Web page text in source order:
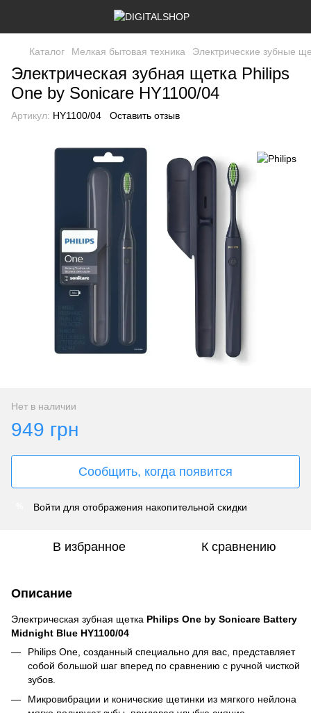
Каталог Мелкая бытовая техника Электрические зубные
Электрическая зубная щетка Philips
One by Sonicare HY1100/04
Артикул: HY1100/04 Оставить отзыв
Нет в наличии
949 грн
Сообщить, когда появится
Войти для отображения накопительной скидки
В избранное К сравнению
Описание
Электрическая зубная щетка Philips One by Sonicare Battery
Midnight Blue HY1100/04
Philips One, созданный специально для вас, представляет
собой большой шаг вперед по сравнению с ручной чисткой
зубов.
Микровибрации и конические щетинки из мягкого нейлона